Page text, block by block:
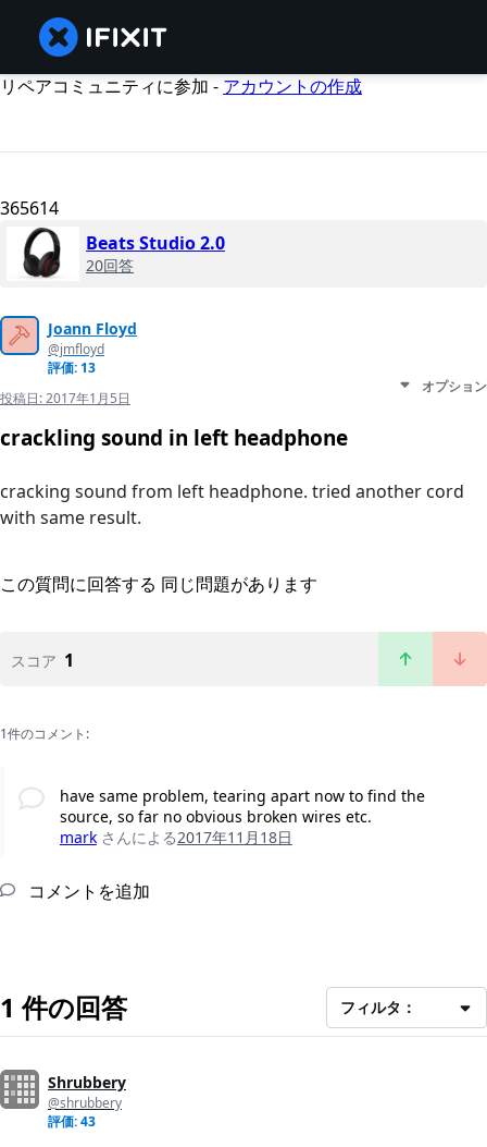
リペアコミュニティに参加 - アカウントの作成
365614
Beats Studio 2.0
20回答
Joann Floyd
@jmfloyd
評価: 13
投稿日:2017年1月5日
オプション
crackling sound in left headphone
cracking sound from left headphone. tried another cord
with same result.
この質問に回答する 同じ問題があります
スコア 1
1件のコメント:
have same problem, tearing apart now to find the
source, so far no obvious broken wires etc.
mark さんによる2017年11月18日
コメントを追加
1 件の回答 フィルタ：
Shrubbery
@shrubbery
評価: 43